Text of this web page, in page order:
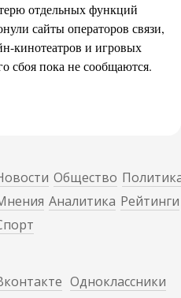
отдельных функций
сайты операторов связи,
кинотеатров и игровых
сбоя пока не сообщаются.
Общество
Аналитика Рейтинги
Одноклассники